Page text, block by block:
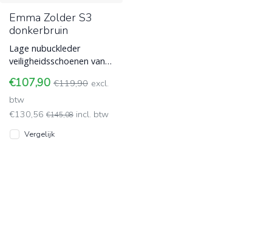
Emma Zolder S3
donkerbruin
Lage nubuckleder
veiligheidsschoenen van
model Zolder, met S3
normering. Besch
€107,90 €119,90 excl.
btw
€130,56 €145,08 incl. btw
Vergelijk